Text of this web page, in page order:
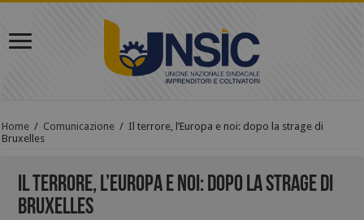
Home / Comunicazione / Il terrore, l’Europa e noi: dopo la strage di
Bruxelles
Il terrore, l’Europa e noi: dopo la strage di
Bruxelles